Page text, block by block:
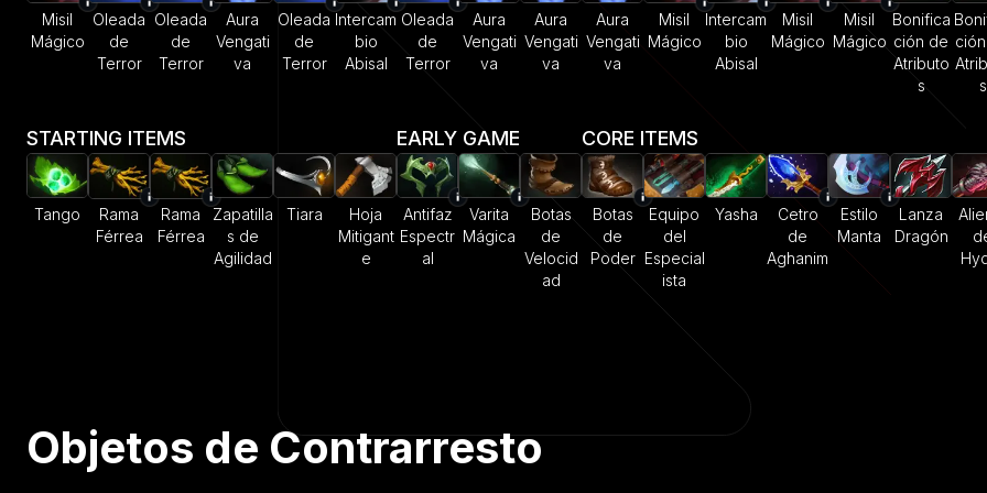
Misil
Mágico
Oleada
de
Terror
Oleada
de
Terror
Aura
Vengati
va
Oleada
de
Terror
Intercam
bio
Abisal
Oleada
de
Terror
Aura
Vengati
va
Aura
Vengati
va
Aura
Vengati
va
Misil
Mágico
Intercam
bio
Abisal
Misil
Mágico
Misil
Mágico
Bonifica
ción de
Atributo
s
s
STARTING ITEMS
Tango
Rama
Férrea
Rama
Férrea
Zapatilla
s de
Agilidad
Tiara
Hoja
Mitigant
e
EARLY GAME
Antifaz
Espectr
al
Varita
Mágica
Botas
de
Velocid
ad
CORE ITEMS
Botas
de
Poder
Equipo
del
Especial
ista
Yasha
Cetro
de
Aghanim
Estilo
Manta
Lanza
Dragón
Objetos de Contrarresto